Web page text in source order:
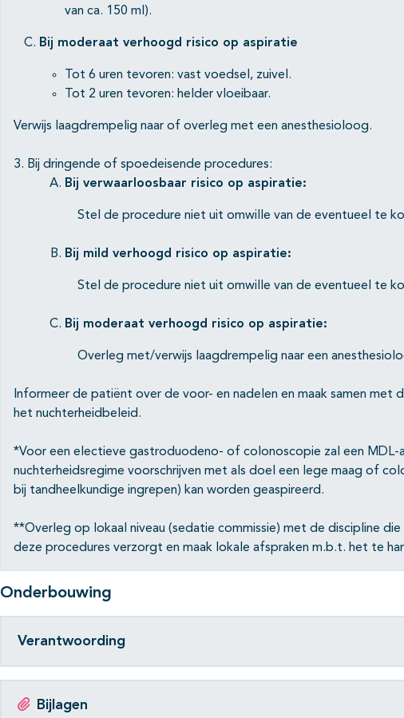
van ca. 150 ml).
Bij moderaat verhoogd risico op aspiratie
Tot 6 uren tevoren: vast voedsel, zuivel.
Tot 2 uren tevoren: helder vloeibaar.
Verwijs laagdrempelig naar of overleg met een anesthesioloog.
3. Bij dringende of spoedeisende procedures:
Bij verwaarloosbaar risico op aspiratie:
Stel de procedure niet uit omwille van de eventueel te
Bij mild verhoogd risico op aspiratie:
Stel de procedure niet uit omwille van de eventueel te
Bij moderaat verhoogd risico op aspiratie:
Overleg met/verwijs laagdrempelig naar een
Informeer de patiënt over de voor- en nadelen en maak samen met
het nuchterheidbeleid.
*Voor een electieve gastroduodeno- of colonoscopie zal een MDL-
nuchterheidsregime voorschrijven met als doel een lege maag of
bij tandheelkundige ingrepen) kan worden geaspireerd.
**Overleg op lokaal niveau (sedatie commissie) met de discipline
deze procedures verzorgt en maak lokale afspraken m.b.t. het te
Onderbouwing
Verantwoording
Bijlagen